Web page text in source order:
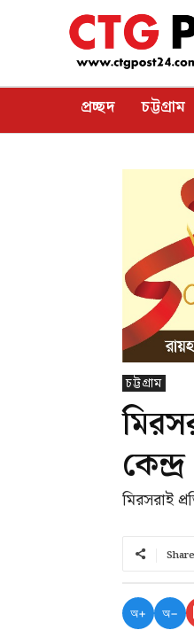
প্রচ্ছদ চট্টগ্রাম
চট্টগ্রাম
কেন্দ্র
মিরসরাই
Share
অ+ অ−